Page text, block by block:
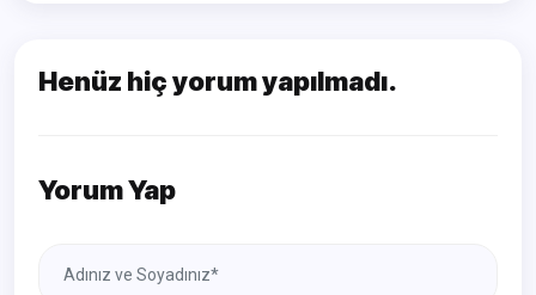
Henüz hiç yorum yapılmadı.
Yorum Yap